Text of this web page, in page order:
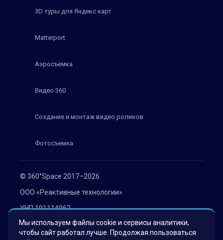
© 360°Space 2017–2026
ООО «Реактивные технологии»
УНП 191114962
г. Минск, ул. Мележа 1, офис 402
3D туры для Яндекс карт
Matterport
Аэросъемка
Видео 360
Создание и монтаж видео роликов
Фотосъемка
Мы используем файлы cookie и сервисы аналитики,
чтобы сайт работал лучше. Продолжая пользоваться